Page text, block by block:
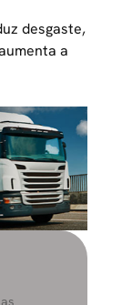
desgaste,
a